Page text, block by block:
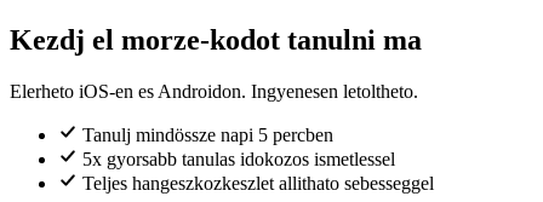
Kezdj el morze-kodot tanulni ma
Elerheto iOS-en es Androidon. Ingyenesen letoltheto.
Tanulj mindössze napi 5 percben
5x gyorsabb tanulas idokozos ismetlessel
Teljes hangeszkozkeszlet allithato sebesseggel